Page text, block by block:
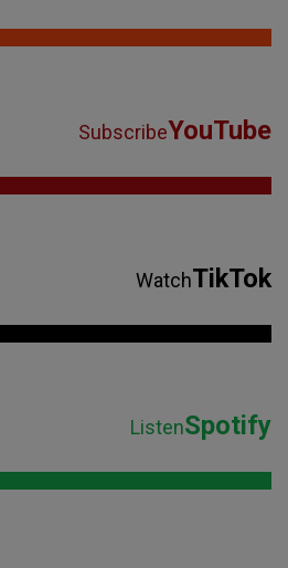
SubscribeYouTube
WatchTikTok
ListenSpotify